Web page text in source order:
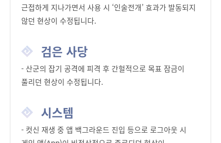
근접하게 지나가면서 사용 시 ‘인술전개’ 효과가 발동되지
않던 현상이 수정됩니다.
검은 사당
- 산군의 잡기 공격에 피격 후 간헐적으로 목표 잠금이
풀리던 현상이 수정됩니다.
시스템
- 컷신 재생 중 앱 백그라운드 진입 등으로 로그아웃 시